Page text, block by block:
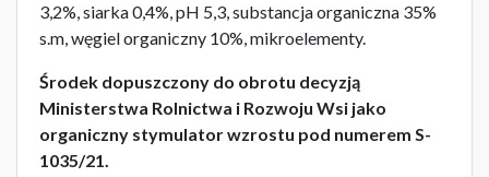
3,2%, siarka 0,4%, pH 5,3, substancja organiczna 35%
s.m, węgiel organiczny 10%, mikroelementy.
Środek dopuszczony do obrotu decyzją
Ministerstwa Rolnictwa i Rozwoju Wsi jako
organiczny stymulator wzrostu pod numerem S-
1035/21.